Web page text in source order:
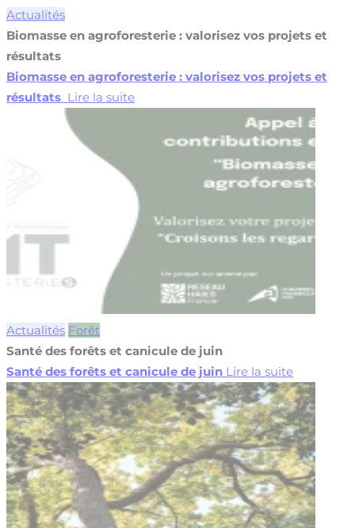
Actualités
Biomasse en agroforesterie : valorisez vos projets et
résultats
Biomasse en agroforesterie : valorisez vos projets et
résultats Lire la suite
Actualités Forêt
Santé des forêts et canicule de juin
Santé des forêts et canicule de juin Lire la suite